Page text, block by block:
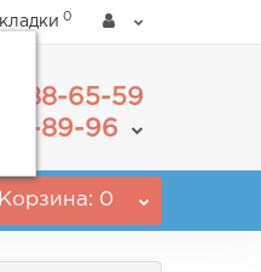
0
488-65-59
89-96
Корзина: 0